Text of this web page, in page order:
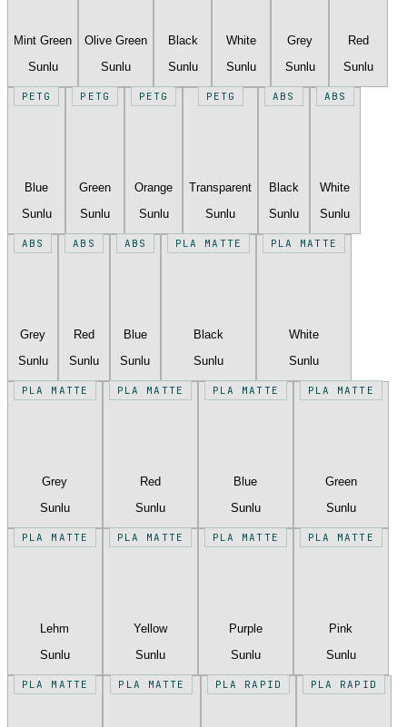
Mint Green
Sunlu
Olive Green
Sunlu
Black
Sunlu
White
Sunlu
Grey
Sunlu
Red
Sunlu
PETG
Blue
Sunlu
PETG
Green
Sunlu
PETG
Orange
Sunlu
PETG
Transparent
Sunlu
ABS
Black
Sunlu
ABS
White
Sunlu
ABS
Grey
Sunlu
ABS
Red
Sunlu
ABS
Blue
Sunlu
PLA MATTE
Black
Sunlu
PLA MATTE
White
Sunlu
PLA MATTE
Grey
Sunlu
PLA MATTE
Red
Sunlu
PLA MATTE
Blue
Sunlu
PLA MATTE
Green
Sunlu
PLA MATTE
Lehm
Sunlu
PLA MATTE
Yellow
Sunlu
PLA MATTE
Purple
Sunlu
PLA MATTE
Pink
Sunlu
PLA MATTE PLA MATTE PLA RAPID PLA RAPID